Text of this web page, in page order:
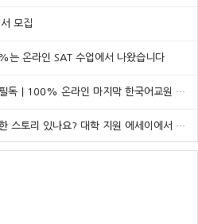
모집
온라인 SAT 수업에서 나왔습니다
100% 온라인 마지막 한국어교원 2급 추가모집 (~8/2)
토리 있나요? 대학 지원 에세이에서 갈리는데..